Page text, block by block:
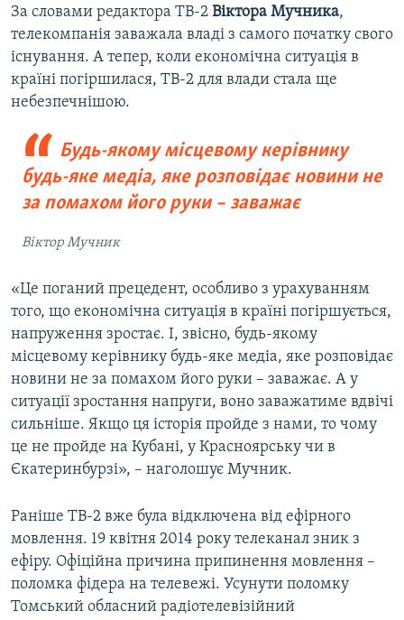
За словами редактора ТВ-2 Віктора Мучника,
телекомпанія заважала владі з самого початку свого
існування. А тепер, коли економічна ситуація в
країні погіршилася, ТВ-2 для влади стала ще
небезпечнішою.
Будь-якому місцевому керівнику
будь-яке медіа, яке розповідає новини не
за помахом його руки – заважає
Віктор Мучник
«Це поганий прецедент, особливо з урахуванням
того, що економічна ситуація в країні погіршується,
напруження зростає. І, звісно, будь-якому
місцевому керівнику будь-яке медіа, яке розповідає
новини не за помахом його руки – заважає. А у
ситуації зростання напруги, воно заважатиме вдвічі
сильніше. Якщо ця історія пройде з нами, то чому
це не пройде на Кубані, у Красноярську чи в
Єкатеринбурзі», – наголошує Мучник.
Раніше ТВ-2 вже була відключена від ефірного
мовлення. 19 квітня 2014 року телеканал зник з
ефіру. Офіційна причина припинення мовлення –
поломка фідера на телевежі. Усунути поломку
Томський обласний радіотелевізійний